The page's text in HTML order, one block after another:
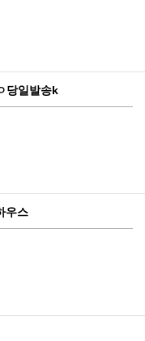
당일발송k
우스